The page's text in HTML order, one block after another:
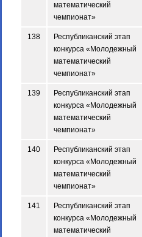
математический
чемпионат»
138
Республиканский этап
конкурса «Молодежный
математический
чемпионат»
139
Республиканский этап
конкурса «Молодежный
математический
чемпионат»
140
Республиканский этап
конкурса «Молодежный
математический
чемпионат»
141
Республиканский этап
конкурса «Молодежный
математический